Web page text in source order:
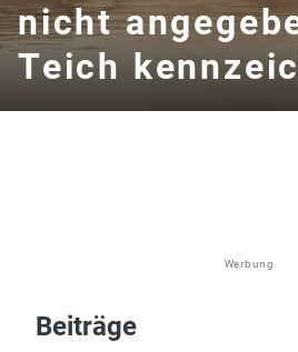
nicht
Teich
Werbung
Beiträge